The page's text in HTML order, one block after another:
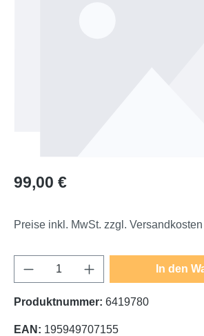
Regulärer Preis:
99,00 €
Preise inkl. MwSt. zzgl. Versandkosten
Produkt Anzahl: Gib den
In den
Produktnummer: 6419780
EAN: 195949707155